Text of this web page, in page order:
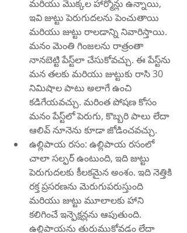
మరియు మొక్కల హార్మోన్లు ఉన్నాయి,
ఇవి జుట్టు పెరుగుదలను పెంచుతాయి
మరియు జుట్టు రాలడాన్ని నివారిస్తాయి.
మనం మెంతి గింజలను రాత్రంతా
నానబెట్టి పేస్ట్‌లా చేసుకోవచ్చు. ఈ పేస్ట్‌ను
మన తలకు మరియు జుట్టుకు రాసి 30
నిమిషాల పాటు అలాగే ఉంచి
కడిగేయవచ్చు. మరింత పోషణ కోసం
మనం పేస్ట్‌లో పెరుగు, కొబ్బరి పాలు లేదా
ఆలివ్ నూనెను కూడా జోడించవచ్చు.
ఉల్లిపాయ రసం: ఉల్లిపాయ రసంలో
చాలా సల్ఫర్ ఉంటుంది, ఇది జుట్టు
పెరుగుదలకు కీలకమైన అంశం. ఇది నెత్తికి
రక్త ప్రసరణను మెరుగుపరుస్తుంది
మరియు జుట్టు మూలాలకు హాని
కలిగించే ఇన్ఫెక్షన్లను ఆపుతుంది.
ఉల్లిపాయను తురుముకోవడం లేదా